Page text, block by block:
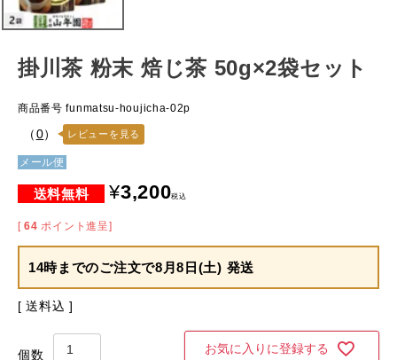
掛川茶 粉末 焙じ茶 50g×2袋セット
商品番号 funmatsu-houjicha-02p
（0） レビューを見る
メール便
¥3,200税込
[ 64 ポイント進呈]
14時までのご注文で8月8日(土) 発送
送料込
お気に入りに登録する